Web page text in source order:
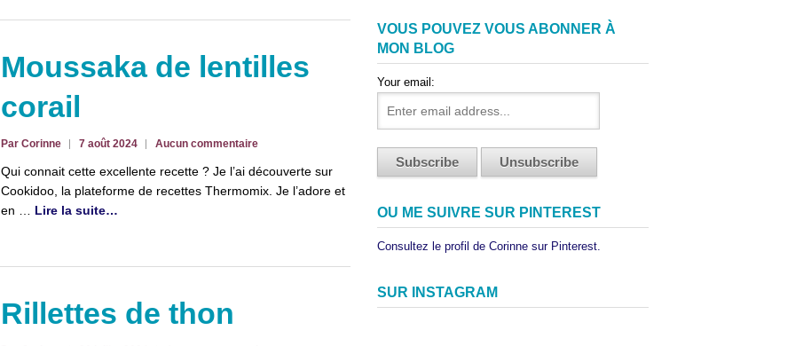
Moussaka de lentilles
corail
Par Corinne 7 août 2024 Aucun commentaire
Qui connait cette excellente recette ? Je l’ai découverte sur
Cookidoo, la plateforme de recettes Thermomix. Je l’adore et
en … Lire la suite…
Rillettes de thon
VOUS POUVEZ VOUS ABONNER À
MON BLOG
Your email:
OU ME SUIVRE SUR PINTEREST
Consultez le profil de Corinne sur Pinterest.
SUR INSTAGRAM